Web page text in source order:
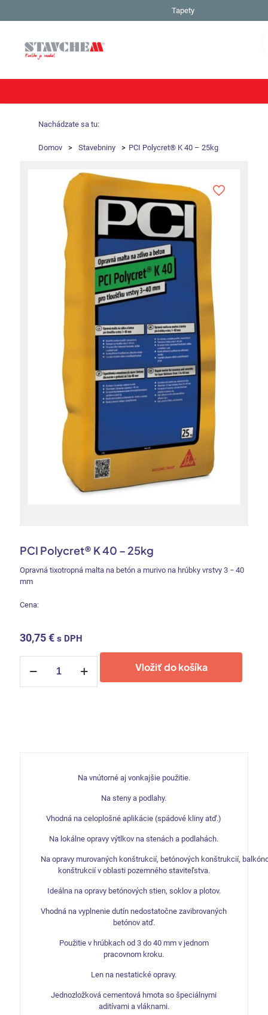
Tapety
Nachádzate sa tu:
Domov > Stavebniny > PCI Polycret® K 40 – 25kg
PCI Polycret® K 40 – 25kg
Opravná tixotropná malta na betón a murivo na hrúbky vrstvy 3 − 40
mm
Cena:
30,75€ s DPH
PCI
Vložiť do košíka
Na vnútorné aj vonkajšie použitie.
Na steny a podlahy.
Vhodná na celoplošné aplikácie (spádové kliny atď.)
Na lokálne opravy výtlkov na stenách a podlahách.
Na opravy murovaných konštrukcií, betónových konštrukcií,
konštrukcií v oblasti pozemného staviteľstva.
Ideálna na opravy betónových stien, soklov a plotov.
Vhodná na vyplnenie dutín nedostatočne zavibrovaných
betónov atď.
Použitie v hrúbkach od 3 do 40 mm v jednom
pracovnom kroku.
Len na nestatické opravy.
Jednozložková cementová hmota so špeciálnymi
aditívami a vláknami.